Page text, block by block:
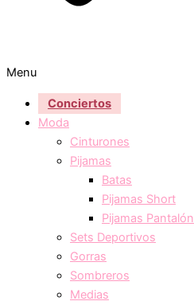
Menu
Conciertos
Moda
Cinturones
Pijamas
Batas
Pijamas Short
Pijamas Pantalón
Sets Deportivos
Gorras
Sombreros
Medias